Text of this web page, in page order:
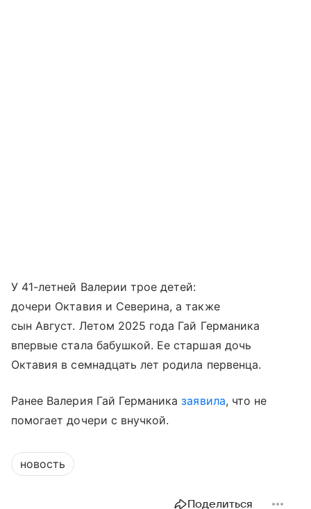
У 41-летней Валерии трое детей:
дочери Октавия и Северина, а также
сын Август. Летом 2025 года Гай Германика
впервые стала бабушкой. Ее старшая дочь
Октавия в семнадцать лет родила первенца.
Ранее Валерия Гай Германиказаявила, что не
помогает дочери с внучкой.
новость
Поделиться